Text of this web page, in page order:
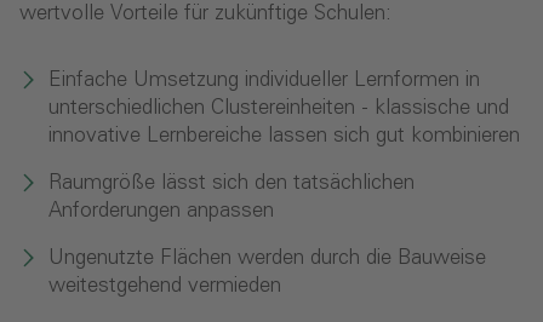
wertvolle Vorteile für zukünftige Schulen:
Einfache Umsetzung individueller Lernformen in
unterschiedlichen Clustereinheiten - klassische und
innovative Lernbereiche lassen sich gut kombinieren
Raumgröße lässt sich den tatsächlichen
Anforderungen anpassen
Ungenutzte Flächen werden durch die Bauweise
weitestgehend vermieden